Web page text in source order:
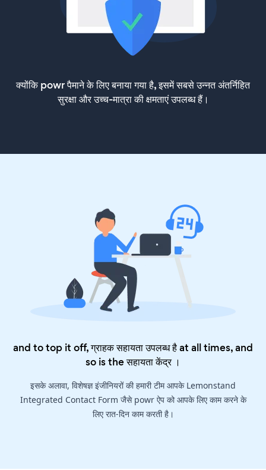
क्योंकि powr पैमाने के लिए बनाया गया है, इसमें सबसे उन्नत अंतर्निहित
सुरक्षा और उच्च-मात्रा की क्षमताएं उपलब्ध हैं।
and to top it off, ग्राहक सहायता उपलब्ध है at all times, and
so is theसहायता केंद्र।
इसके अलावा, विशेषज्ञ इंजीनियरों की हमारी टीम आपके Lemonstand
Integrated Contact Form जैसे powr ऐप को आपके लिए काम करने के
लिए रात-दिन काम करती है।